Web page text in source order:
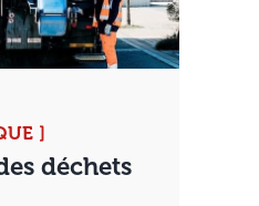
]
déchets